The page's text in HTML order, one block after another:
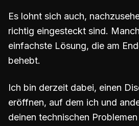
Es lohnt sich auch,
richtig eingesteckt sind.
einfachste Lösung, die am
behebt.
Ich bin derzeit dabei, einen
eröffnen, auf dem ich und
deinen technischen